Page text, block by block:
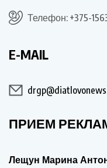
Телефон: +375-
E-MAIL
ПРИЕМ
Лещун Марина